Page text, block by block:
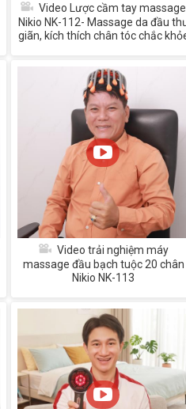
Video Lược cầm tay massage
Nikio NK-112- Massage da đầu
giãn, kích thích chân tóc chắc
Video trải nghiệm máy
massage đầu bạch tuộc 20 chân
Nikio NK-113